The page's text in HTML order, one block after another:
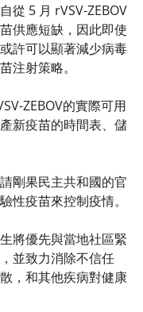
從 5 月 rVSV-ZEBOV
供應短缺，因此即使
許可以顯著減少病毒
注射策略。
ZEBOV的實際可用
新疫苗的時間表、儲
剛果民主共和國的官
性疫苗來控制疫情。
將優先與當地社區緊
並致力消除不信任
，和其他疾病對健康